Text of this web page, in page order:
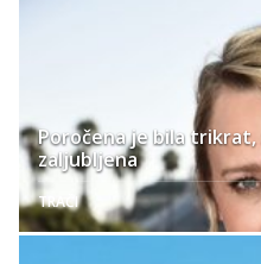
Poročena je bila
zaljubljena
TRAČI